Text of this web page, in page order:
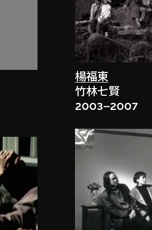
楊福東
竹林七賢
2003–2007